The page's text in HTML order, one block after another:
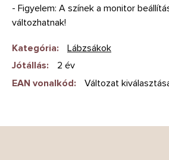
- Figyelem: A színek a monitor
változhatnak!
Kategória:
Lábzsákok
Jótállás:
2 év
EAN vonalkód: Változat